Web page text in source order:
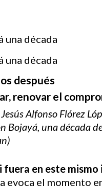
después
renovar el
Alfonso Flórez
Bojayá, una década
fuera en este
evoca el momento